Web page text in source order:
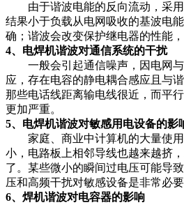
由于谐波电能的反向流动，采用
结果小于负载从电网吸收的基波电
确；谐波会改变保护继电器的性能
4、电焊机谐波对通信系统的干扰
一般会引起通信噪声，因电网与
应，存在电容的静电耦合感应且与
那些电话线距离输电线很近，而平
更加严重。
5、电焊机谐波对敏感用电设备的影
家庭、商业中计算机的大量使用
小，电路板上相邻导线也越来越挤
了。某些微小的瞬间过电压可能导
压和高频干扰对敏感设备是非常必要
6、焊机谐波对电容器的影响